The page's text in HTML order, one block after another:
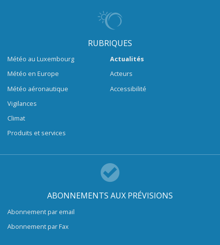
RUBRIQUES
Météo au Luxembourg
Météo en Europe
Météo aéronautique
Vigilances
Climat
Produits et services
Actualités
Acteurs
Accessibilité
ABONNEMENTS AUX PRÉVISIONS
Abonnement par email
Abonnement par Fax